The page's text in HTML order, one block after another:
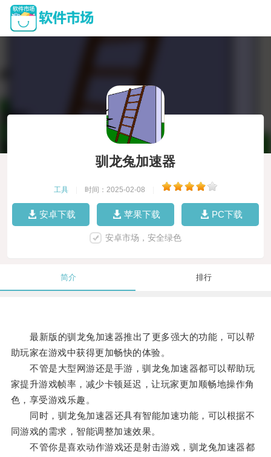
驯龙兔加速器
工具 时间：2025-02-08
安卓下载 苹果下载 PC下载
安卓市场，安全绿色
简介 排行
最新版的驯龙兔加速器推出了更多强大的功能，可以帮
助玩家在游戏中获得更加畅快的体验。
不管是大型网游还是手游，驯龙兔加速器都可以帮助玩
家提升游戏帧率，减少卡顿延迟，让玩家更加顺畅地操作角
色，享受游戏乐趣。
同时，驯龙兔加速器还具有智能加速功能，可以根据不
同游戏的需求，智能调整加速效果。
不管你是喜欢动作游戏还是射击游戏，驯龙兔加速器都